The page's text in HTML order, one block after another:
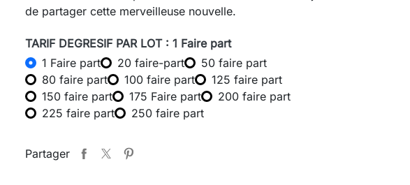
de partager cette merveilleuse nouvelle.
TARIF DEGRESIF PAR LOT : 1 Faire part
1 Faire part
20 faire-part
50 faire part
80 faire part
100 faire part
125 faire part
150 faire part
175 Faire part
200 faire part
225 faire part
250 faire part
Partager